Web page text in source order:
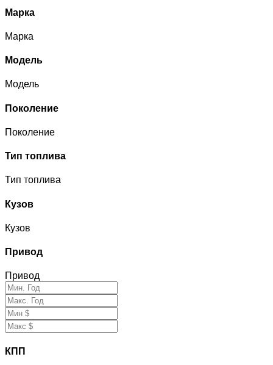
Марка
Марка
Модель
Модель
Поколение
Поколение
Тип топлива
Тип топлива
Кузов
Кузов
Привод
Привод
КПП